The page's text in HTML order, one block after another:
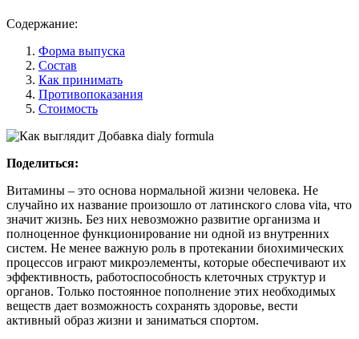
Содержание:
Форма выпуска
Состав
Как принимать
Противопоказания
Стоимость
Поделиться:
Витамины – это основа нормальной жизни человека. Не
случайно их название произошло от латинского слова vita, что
значит жизнь. Без них невозможно развитие организма и
полноценное функционирование ни одной из внутренних
систем. Не менее важную роль в протекании биохимических
процессов играют микроэлементы, которые обеспечивают их
эффективность, работоспособность клеточных структур и
органов. Только постоянное пополнение этих необходимых
веществ дает возможность сохранять здоровье, вести
активный образ жизни и заниматься спортом.